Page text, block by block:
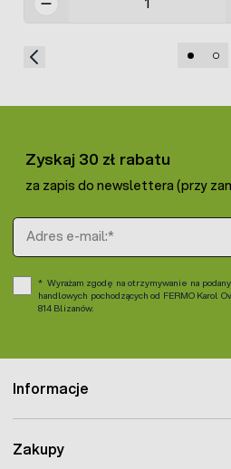
Informacje
Zakupy
Zyskaj 30 zł rabatu
za zapis do newslettera (przy
Adres e-mail
Wyrażam zgodę na otrzymywanie na
handlowych pochodzących od FERMO Karol
814 Blizanów.